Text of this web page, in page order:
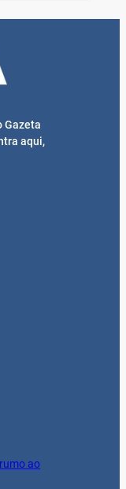
Gazeta
aqui,
ao